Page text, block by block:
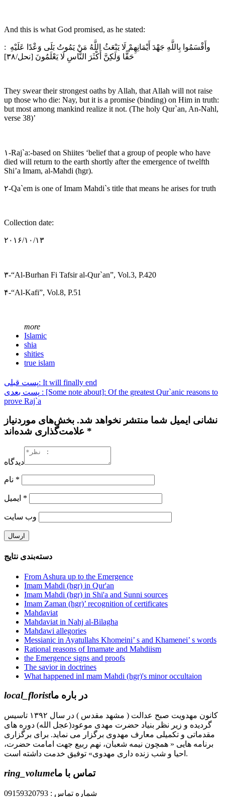
And this is what God promised, as he stated:
: ️وأَقْسَمُوا بِاللَّهِ جَهْدَ أَيْمَانِهِمْ لَا يَبْعَثُ اللَّهُ مَنْ يَمُوتُ بَلَى وَعْدًا عَلَيْهِ
حَقًّا وَلَكِنَّ أَكْثَرَ النَّاسِ لَا يَعْلَمُونَ [نحل/۳۸]
They swear their strongest oaths by Allah, that Allah will not raise
up those who die: Nay, but it is a promise (binding) on Him in truth:
but most among mankind realize it not. (The holy Qur`an, An-Nahl,
verse 38)’
۱-Raj`a:-based on Shiites ‘belief that a group of people who have
died will return to the earth shortly after the emergence of twelfth
Shi’a Imam, al-Mahdi (hgr).
۲-Qa`em is one of Imam Mahdi`s title that means he arises for truth
Collection date:
۲۰۱۶/۱۰/۱۳
۳-“Al-Burhan Fi Tafsir al-Qur`an”, Vol.3, P.420
۴-“Al-Kafi”, Vol.8, P.51
more
Islamic
shia
shities
true islam
پست قبلی: It will finally end
پست بعدی : [Some note about]: Of the greatest Qur`anic reasons to
prove Raj`a
نشانی ایمیل شما منتشر نخواهد شد. بخش‌های موردنیاز
علامت‌گذاری شده‌اند *
دیدگاه
*
*
وب‌ سایت
دسته‌بندی نتایج
From Ashura up to the Emergence
Imam Mahdi (hgr) in Qur'an
Imam Mahdi (hgr) in Shi'a and Sunni sources
Imam Zaman (hgr)’ recognition of certificates
Mahdaviat
Mahdaviat in Nahj al-Bilagha
Mahdawi allegories
Messianic in Ayatullahs Khomeini’ s and Khamenei’ s words
Rational reasons of Imamate and Mahdiism
the Emergence signs and proofs
The savior in doctrines
What happened inI mam Mahdi (hgr)'s minor occultaion
local_floristدر باره ما
کانون مهدویت صبح عدالت ( مشهد مقدس ) در سال ۱۳۹۲ تاسیس
گردیده و زیر نظر بنیاد حضرت مهدی موعود(عجل الله) دوره های
مقدماتی و تکمیلی معارف مهدوی برگزار می نماید. برای برگزاری
برنامه هایی « همچون نیمه شعبان، نهم ربیع جهت امامت حضرت،
احیا و شب زنده داری مهدوی» توفیق خدمت داشته است.
ring_volumeتماس با ما
شماره تماس : 09159320793